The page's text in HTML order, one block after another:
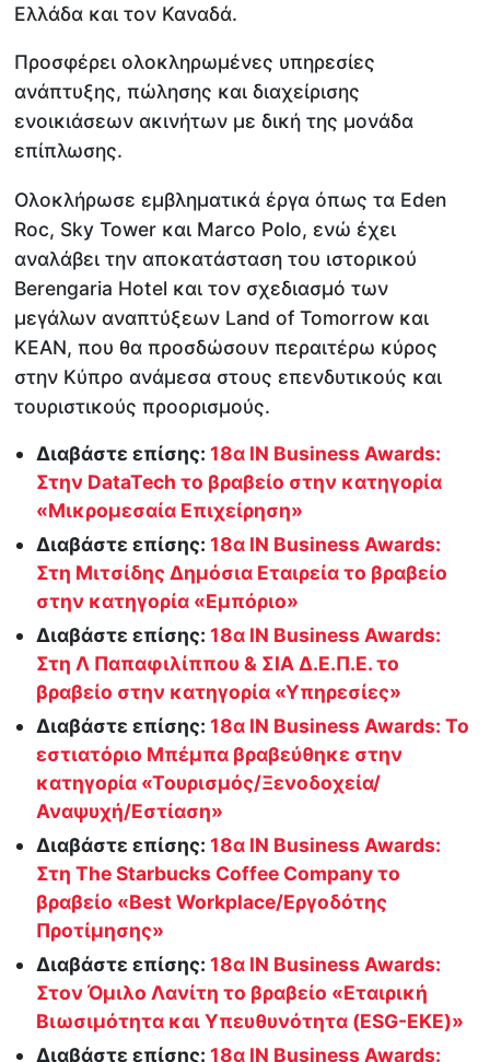
Ελλάδα και τον Καναδά.
Προσφέρει ολοκληρωμένες υπηρεσίες
ανάπτυξης, πώλησης και διαχείρισης
ενοικιάσεων ακινήτων με δική της μονάδα
επίπλωσης.
Ολοκλήρωσε εμβληματικά έργα όπως τα Eden
Roc, Sky Tower και Marco Polo, ενώ έχει
αναλάβει την αποκατάσταση του ιστορικού
Berengaria Hotel και τον σχεδιασμό των
μεγάλων αναπτύξεων Land of Tomorrow και
KEAN, που θα προσδώσουν περαιτέρω κύρος
στην Κύπρο ανάμεσα στους επενδυτικούς και
τουριστικούς προορισμούς.
Διαβάστε επίσης:18α IN Business Awards:
Στην DataTech το βραβείο στην κατηγορία
«Μικρομεσαία Επιχείρηση»
Διαβάστε επίσης:18α IN Business Awards:
Στη Μιτσίδης Δημόσια Εταιρεία το βραβείο
στην κατηγορία «Εμπόριο»
Διαβάστε επίσης:18α IN Business Awards:
Στη Λ Παπαφιλίππου & ΣΙΑ Δ.Ε.Π.Ε. το
βραβείο στην κατηγορία «Υπηρεσίες»
Διαβάστε επίσης:18α IN Business Awards: Το
εστιατόριο Μπέμπα βραβεύθηκε στην
κατηγορία «Τουρισμός/Ξενοδοχεία/
Αναψυχή/Εστίαση»
Διαβάστε επίσης:18α IN Business Awards:
Στη The Starbucks Coffee Company το
βραβείο «Best Workplace/Εργοδότης
Προτίμησης»
Διαβάστε επίσης:18α IN Business Awards:
Στον Όμιλο Λανίτη το βραβείο «Εταιρική
Βιωσιμότητα και Υπευθυνότητα (ESG-EKE)»
Διαβάστε επίσης:18α IN Business Awards: